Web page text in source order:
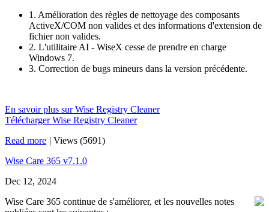
1. Amélioration des règles de nettoyage des composants
ActiveX/COM non valides et des informations d'extension de
fichier non valides.
2. L'utilitaire AI - WiseX cesse de prendre en charge
Windows 7.
3. Correction de bugs mineurs dans la version précédente.
En savoir plus sur Wise Registry Cleaner
Télécharger Wise Registry Cleaner
Read more | Views (5691)
Wise Care 365 v7.1.0
Dec 12, 2024
Wise Care 365 continue de s'améliorer, et les nouvelles notes